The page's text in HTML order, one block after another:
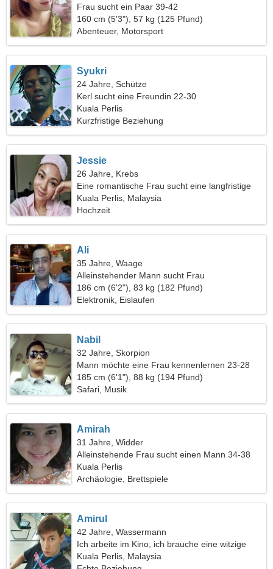
Frau sucht ein Paar 39-42
160 cm (5'3"), 57 kg (125 Pfund)
Abenteuer, Motorsport
Syukri
24 Jahre, Schütze
Kerl sucht eine Freundin 22-30
Kuala Perlis
Kurzfristige Beziehung
Jessie
26 Jahre, Krebs
Eine romantische Frau sucht eine langfristige
Beziehung
Kuala Perlis, Malaysia
Hochzeit
Ali
35 Jahre, Waage
Alleinstehender Mann sucht Frau
186 cm (6'2"), 83 kg (182 Pfund)
Elektronik, Eislaufen
Nabil
32 Jahre, Skorpion
Mann möchte eine Frau kennenlernen 23-28
185 cm (6'1"), 88 kg (194 Pfund)
Safari, Musik
Amirah
31 Jahre, Widder
Alleinstehende Frau sucht einen Mann 34-38
Kuala Perlis
Archäologie, Brettspiele
Amirul
42 Jahre, Wassermann
Ich arbeite im Kino, ich brauche eine witzige
Frau
Kuala Perlis, Malaysia